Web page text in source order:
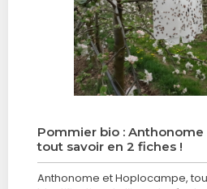
Pommier bio :
tout savoir en 2 fiches !
Anthonome et Hoplocampe,